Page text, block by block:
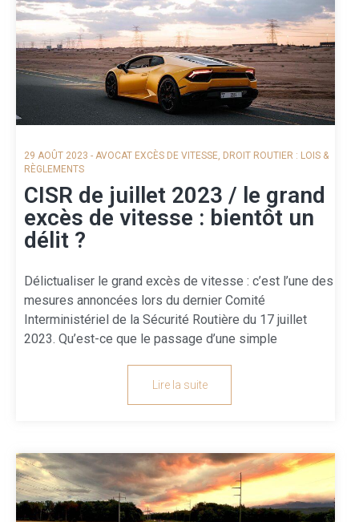
29 AOÛT 2023 - AVOCAT EXCÈS DE VITESSE, DROIT ROUTIER : LOIS &
RÈGLEMENTS
CISR de juillet 2023 / le grand
excès de vitesse : bientôt un
délit ?
Délictualiser le grand excès de vitesse : c’est l’une des
mesures annoncées lors du dernier Comité
Interministériel de la Sécurité Routière du 17 juillet
2023. Qu’est-ce que le passage d’une simple
Lire la suite